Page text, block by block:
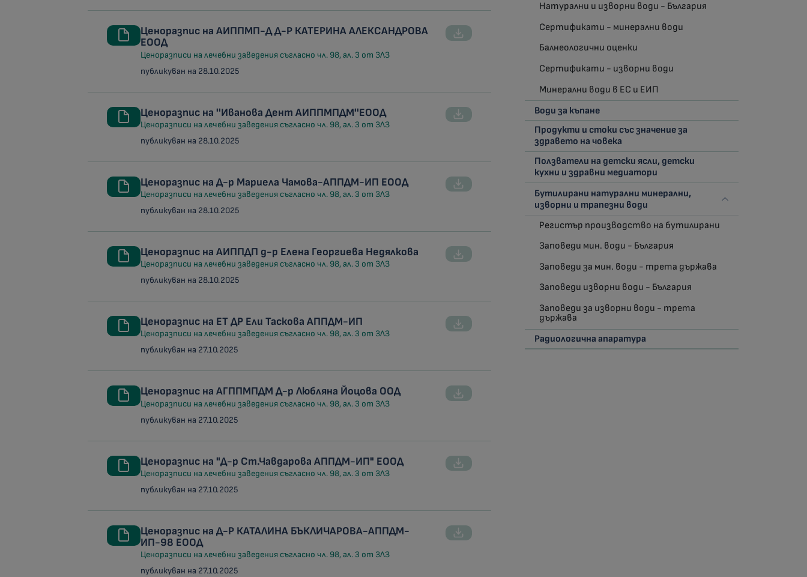
Ценоразпис на АИППМП-Д Д-Р КАТЕРИНА АЛЕКСАНДРОВА
ЕООД
Ценоразписи на лечебни заведения съгласно чл. 98, ал. 3 от ЗЛЗ
публикуван на 28.10.2025
Ценоразпис на ''Иванова Дент АИППМПДМ''ЕООД
Ценоразписи на лечебни заведения съгласно чл. 98, ал. 3 от ЗЛЗ
публикуван на 28.10.2025
Ценоразпис на Д-р Мариела Чамова-АППДМ-ИП ЕООД
Ценоразписи на лечебни заведения съгласно чл. 98, ал. 3 от ЗЛЗ
публикуван на 28.10.2025
Ценоразпис на АИППДП д-р Елена Георгиева Недялкова
Ценоразписи на лечебни заведения съгласно чл. 98, ал. 3 от ЗЛЗ
публикуван на 28.10.2025
Ценоразпис на ЕТ ДР Ели Таскова АППДМ-ИП
Ценоразписи на лечебни заведения съгласно чл. 98, ал. 3 от ЗЛЗ
публикуван на 27.10.2025
Ценоразпис на АГППМПДМ Д-р Любляна Йоцова ООД
Ценоразписи на лечебни заведения съгласно чл. 98, ал. 3 от ЗЛЗ
публикуван на 27.10.2025
Ценоразпис на "Д-р Ст.Чавдарова АППДМ-ИП" ЕООД
Ценоразписи на лечебни заведения съгласно чл. 98, ал. 3 от ЗЛЗ
публикуван на 27.10.2025
Ценоразпис на Д-Р КАТАЛИНА БЪКЛИЧАРОВА-АППДМ-
ИП-98 ЕООД
Ценоразписи на лечебни заведения съгласно чл. 98, ал. 3 от ЗЛЗ
публикуван на 27.10.2025
Натурални и изворни води - България
Сертификати - минерални води
Балнеологични оценки
Сертификати - изворни води
Минерални води в ЕС и ЕИП
Води за къпане
Продукти и стоки със значение за
здравето на човека
Ползватели на детски ясли, детски
кухни и здравни медиатори
Бутилирани натурални минерални,
изворни и трапезни води
Регистър производство на бутилирани
Заповеди мин. води - България
Заповеди за мин. води - трета държава
Заповеди изворни води - България
Заповеди за изворни води - трета
държава
Радиологична апаратура